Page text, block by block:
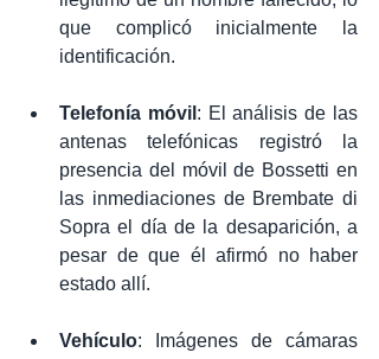
que complicó inicialmente la
identificación.
Telefonía móvil : El análisis de las
antenas telefónicas registró la
presencia del móvil de Bossetti en
las inmediaciones de Brembate di
Sopra el día de la desaparición, a
pesar de que él afirmó no haber
estado allí.
Vehículo: Imágenes de cámaras